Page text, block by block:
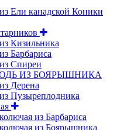
Ели канадской Коники
Кизильника
Барбариса
Спиреи
ИЗ БОЯРЫШНИКА
Дерена
Пузыреплодника
из Барбариса
из Боярышника